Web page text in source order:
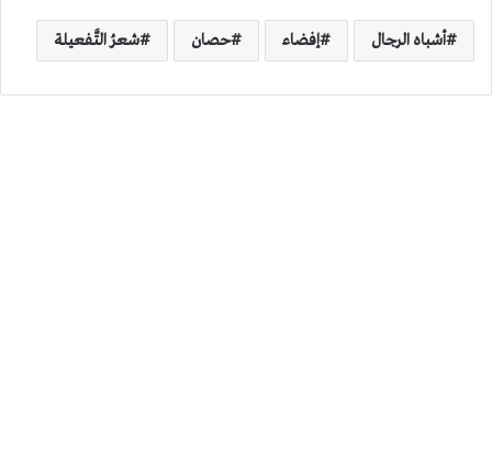
أشباه الرجال إفضاء حصان شعرُ التَّفعيلة